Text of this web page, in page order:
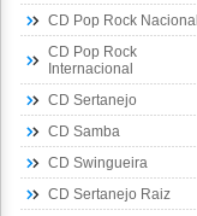
CD Pop Rock Nacional
CD Pop Rock
Internacional
CD Sertanejo
CD Samba
CD Swingueira
CD Sertanejo Raiz